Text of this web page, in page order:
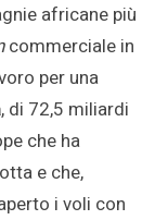
africane più
commerciale in
per una
, di 72,5 miliardi
che ha
e che,
i voli con